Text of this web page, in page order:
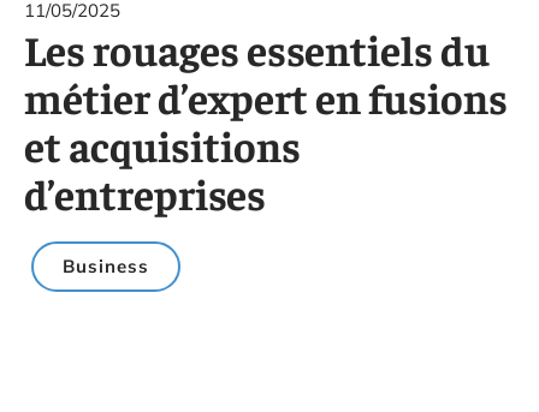
11/05/2025
Les rouages essentiels du
métier d’expert en fusions
et acquisitions
d’entreprises
Business